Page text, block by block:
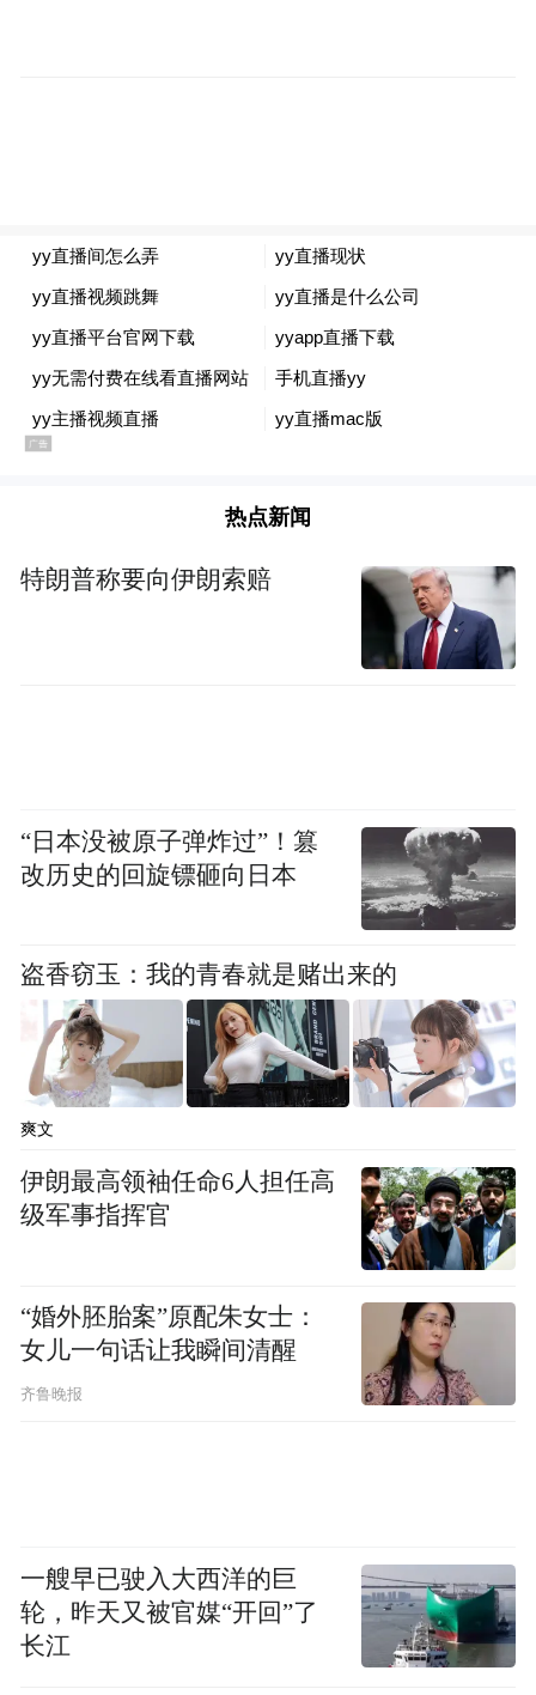
热点新闻
特朗普称要向伊朗索赔
“日本没被原子弹炸过”！篡
改历史的回旋镖砸向日本
盗香窃玉：我的青春就是赌出来的
爽文
伊朗最高领袖任命6人担任高
级军事指挥官
“婚外胚胎案”原配朱女士：
女儿一句话让我瞬间清醒
齐鲁晚报
一艘早已驶入大西洋的巨
轮，昨天又被官媒“开回”了
长江